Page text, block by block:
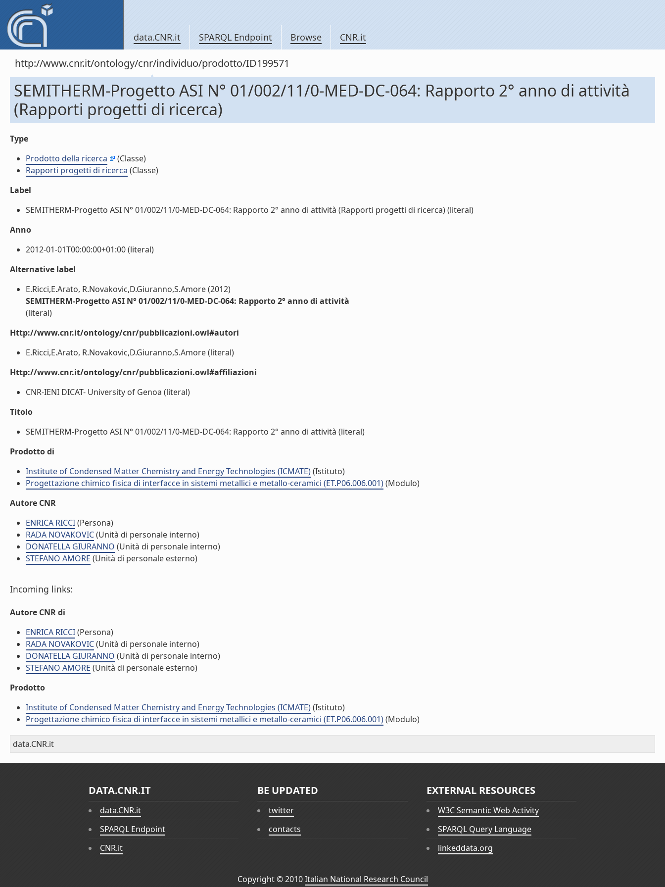
data.CNR.it SPARQL Endpoint Browse CNR.it
http://www.cnr.it/ontology/cnr/individuo/prodotto/ID199571
SEMITHERM-Progetto ASI N° 01/002/11/0-MED-DC-064: Rapporto 2° anno di attività
(Rapporti progetti di ricerca)
Type
Prodotto della ricerca
(Classe)
Rapporti progetti di ricerca (Classe)
Label
SEMITHERM-Progetto ASI N° 01/002/11/0-MED-DC-064: Rapporto 2° anno di attività (Rapporti progetti di ricerca) (literal)
Anno
2012-01-01T00:00:00+01:00 (literal)
Alternative label
E.Ricci,E.Arato, R.Novakovic,D.Giuranno,S.Amore (2012)
SEMITHERM-Progetto ASI N° 01/002/11/0-MED-DC-064: Rapporto 2° anno di attività
(literal)
Http://www.cnr.it/ontology/cnr/pubblicazioni.owl#autori
E.Ricci,E.Arato, R.Novakovic,D.Giuranno,S.Amore (literal)
Http://www.cnr.it/ontology/cnr/pubblicazioni.owl#affiliazioni
CNR-IENI DICAT- University of Genoa (literal)
Titolo
SEMITHERM-Progetto ASI N° 01/002/11/0-MED-DC-064: Rapporto 2° anno di attività (literal)
Prodotto di
Institute of Condensed Matter Chemistry and Energy Technologies (ICMATE)(Istituto)
Progettazione chimico fisica di interfacce in sistemi metallici e metallo-ceramici (ET.P06.006.001)(Modulo)
Autore CNR
ENRICA RICCI(Persona)
RADA NOVAKOVIC(Unità di personale interno)
DONATELLA GIURANNO (Unità di personale interno)
STEFANO AMORE (Unità di personale esterno)
Incoming links:
Autore CNR di
ENRICA RICCI(Persona)
RADA NOVAKOVIC(Unità di personale interno)
DONATELLA GIURANNO (Unità di personale interno)
STEFANO AMORE (Unità di personale esterno)
Prodotto
Institute of Condensed Matter Chemistry and Energy Technologies (ICMATE)(Istituto)
Progettazione chimico fisica di interfacce in sistemi metallici e metallo-ceramici (ET.P06.006.001)(Modulo)
data.CNR.it
DATA.CNR.IT
data.CNR.it
SPARQL Endpoint
CNR.it
BE UPDATED
twitter
contacts
EXTERNAL RESOURCES
W3C Semantic Web Activity
SPARQL Query Language
linkeddata.org
Copyright © 2010Italian National Research Council